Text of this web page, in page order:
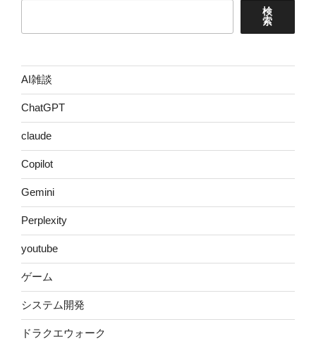
検
索
AI雑談
ChatGPT
claude
Copilot
Gemini
Perplexity
youtube
ゲーム
システム開発
ドラクエウォーク